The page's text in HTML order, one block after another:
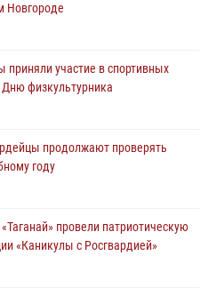
Новгороде
участие в спортивных
Дню физкультурника
продолжают проверять
году
провели патриотическую
«Каникулы с Росгвардией»